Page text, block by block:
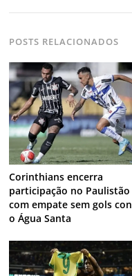
POSTS RELACIONADOS
Corinthians encerra
participação no Paulistão
com empate sem gols
o Água Santa